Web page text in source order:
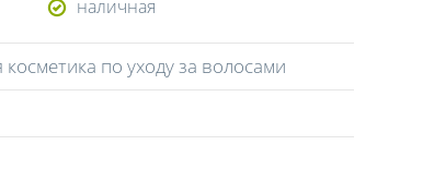
наличная
по уходу за волосами